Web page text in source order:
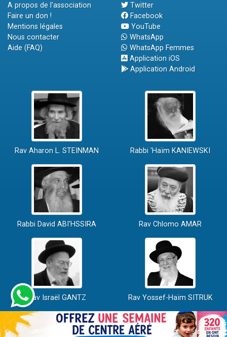
A propos de l'association
Faire un don !
Mentions légales
Nous contacter
Aide (FAQ)
Twitter
Facebook
YouTube
WhatsApp
WhatsApp Femmes
Application iOS
Application Android
Rav Aharon L. STEINMAN Rabbi 'Haïm KANIEWSKI
Rabbi David ABI'HSSIRA Rav Chlomo AMAR
Rav Israël GANTZ Rav Yossef-Haïm SITRUK